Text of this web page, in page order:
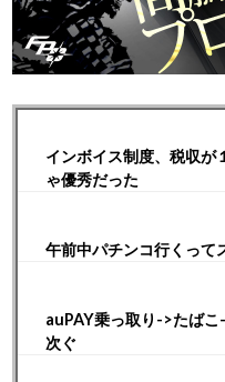
インボイス制度、税収が
ゃ優秀だった
午前中パチンコ行くって
auPAY乗っ取り->たば
次ぐ